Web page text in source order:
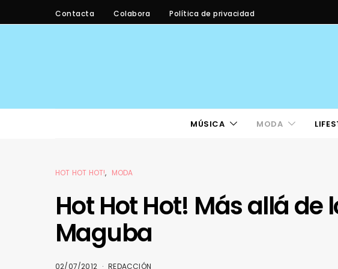
Contacta Colabora Política de privacidad
MÚSICA MODA
HOT HOT HOT! MODA
Hot Hot Hot! Más allá de
Maguba
02/07/2012 REDACCIÓN